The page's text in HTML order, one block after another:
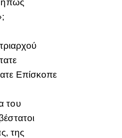
Επίσκοπε
του
της